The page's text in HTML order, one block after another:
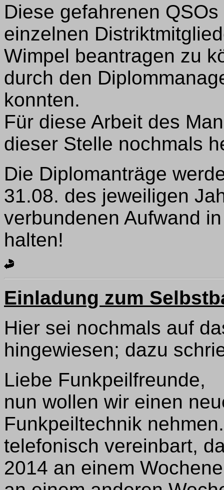
Diese gefahrenen
einzelnen
Wimpel beantragen zu
durch den
konnten.
Für diese Arbeit des
dieser Stelle nochmals
Die Diplomanträge
31.08. des jeweiligen
verbundenen Aufwand
halten!
Einladung zum
Hier sei nochmals auf
hingewiesen; dazu
Liebe Funkpeilfreunde,
nun wollen wir einen
Funkpeiltechnik
telefonisch vereinbart,
2014 an einem